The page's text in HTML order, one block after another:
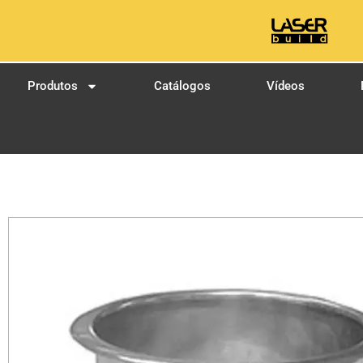
Produtos Catálogos Vídeos